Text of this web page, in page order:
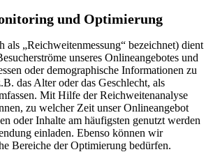
und Optimierung
als „Reichweitenmessung“ bezeichnet) dient
unseres Onlineangebotes und
oder demographische Informationen zu
das Alter oder das Geschlecht, als
Mit Hilfe der Reichweitenanalyse
zu welcher Zeit unser Onlineangebot
oder Inhalte am häufigsten genutzt werden
einladen. Ebenso können wir
Bereiche der Optimierung bedürfen.